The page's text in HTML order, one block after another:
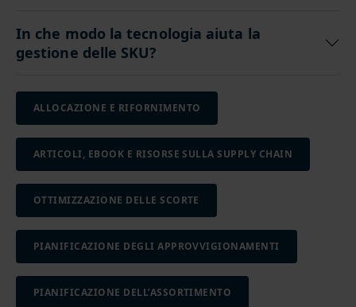
In che modo la tecnologia aiuta la
gestione delle SKU?
ALLOCAZIONE E RIFORNIMENTO
ARTICOLI, EBOOK E RISORSE SULLA SUPPLY CHAIN
OTTIMIZZAZIONE DELLE SCORTE
PIANIFICAZIONE DEGLI APPROVVIGIONAMENTI
PIANIFICAZIONE DELL’ASSORTIMENTO